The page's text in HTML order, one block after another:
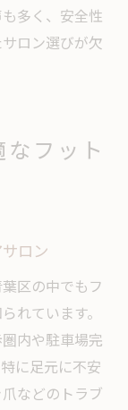
多く、安全性
ロン選びが欠
フット
ロン
区の中でもフ
れています。
内や駐車場完
に足元に不安
などのトラブ